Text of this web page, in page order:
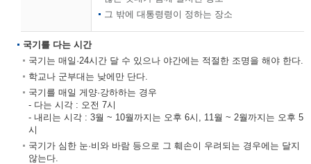
그 밖에 대통령령이 정하는 장소
국기를 다는 시간
국기는 매일·24시간 달 수 있으나 야간에는 적절한 조명을 해야 한다.
학교나 군부대는 낮에만 단다.
국기를 매일 게양·강하하는 경우
- 다는 시각 : 오전 7시
- 내리는 시각 : 3월 ~ 10월까지는 오후 6시, 11월 ~ 2월까지는 오후 5
시
국기가 심한 눈·비와 바람 등으로 그 훼손이 우려되는 경우에는 달지
않는다.